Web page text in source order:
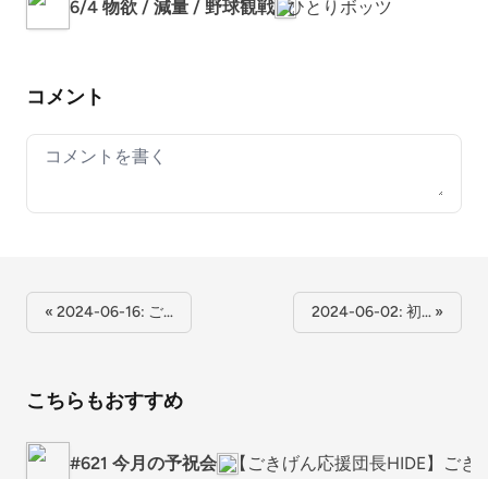
6/4 物欲 / 減量 / 野球観戦 ひとりボッツ
コメント
Your comment
« 2024-06-16: ご… 2024-06-02: 初… »
こちらもおすすめ
#621 今月の予祝会 【ごきげん応援団長HIDE】ご